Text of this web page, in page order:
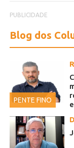
PUBLICIDADE
Blog dos
PENTE FINO